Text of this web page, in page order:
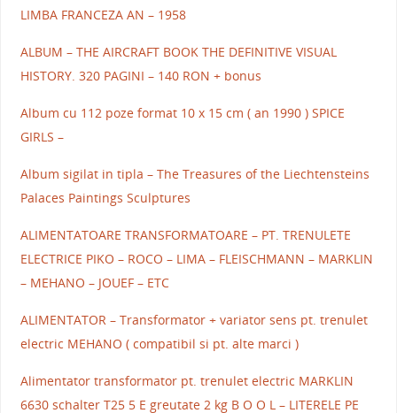
LIMBA FRANCEZA AN – 1958
ALBUM – THE AIRCRAFT BOOK THE DEFINITIVE VISUAL
HISTORY. 320 PAGINI – 140 RON + bonus
Album cu 112 poze format 10 x 15 cm ( an 1990 ) SPICE
GIRLS –
Album sigilat in tipla – The Treasures of the Liechtensteins
Palaces Paintings Sculptures
ALIMENTATOARE TRANSFORMATOARE – PT. TRENULETE
ELECTRICE PIKO – ROCO – LIMA – FLEISCHMANN – MARKLIN
– MEHANO – JOUEF – ETC
ALIMENTATOR – Transformator + variator sens pt. trenulet
electric MEHANO ( compatibil si pt. alte marci )
Alimentator transformator pt. trenulet electric MARKLIN
6630 schalter T25 5 E greutate 2 kg B O O L – LITERELE PE